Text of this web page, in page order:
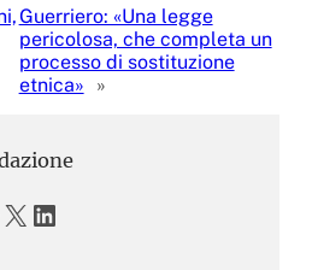
Guerriero: «Una legge
pericolosa, che completa un
processo di sostituzione
etnica»
»
X LinkedIn